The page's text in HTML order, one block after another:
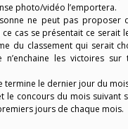
photo/vidéo l’emportera.
ne peut pas proposer
ce cas se présentait ce serait
du classement qui serait
n’enchaine les victoires
termine le dernier jour du
le concours du mois suivant
jours de chaque mois.